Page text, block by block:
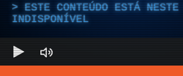
ESTE CONTEÚDO ESTÁ NESTE
INDISPONÍVEL